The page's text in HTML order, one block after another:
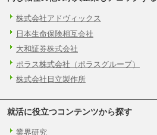
株式会社アドヴィックス
日本生命保険相互会社
大和証券株式会社
ポラス株式会社（ポラスグループ）
株式会社日立製作所
就活に役立つコンテンツから探す
業界研究